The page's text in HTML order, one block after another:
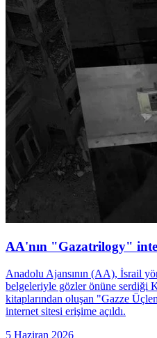
AA'nın "Gazatrilogy"
Anadolu Ajansının (AA), İsrail
belgeleriyle gözler önüne serdiği
kitaplarından oluşan "Gazze
internet sitesi erişime açıldı.
5 Haziran 2026